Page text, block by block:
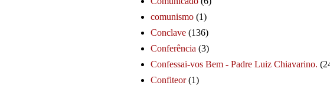
comunismo (1)
Conclave (136)
Conferência (3)
Confessai-vos Bem - Padre Luiz Chiavarino.
Confiteor (1)